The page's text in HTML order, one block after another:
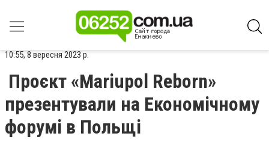
10:55, 8 вересня 2023 р.
Проєкт «Mariupol Reborn»
презентували на Економічному
форумі в Польщі